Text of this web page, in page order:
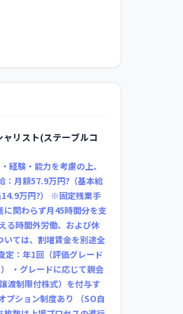
リスト(ステーブルコ
経験・能力を考慮の上、
：月額57.9万円?（基本給
万円?） ※固定残業手
に関わらず月45時間分を支
る時間外労働、および休
いては、割増賃金を別途全
定：年1回（評価グレード
・グレードに応じて親会
渡制限付株式）を付与す
プション制度あり （SO自